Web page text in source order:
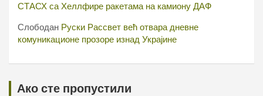
СТАСХ са Хеллфире ракетама на камиону ДАФ
Слободан Руски Рассвет већ отвара дневне
комуникационе прозоре изнад Украјине
Ако сте пропустили